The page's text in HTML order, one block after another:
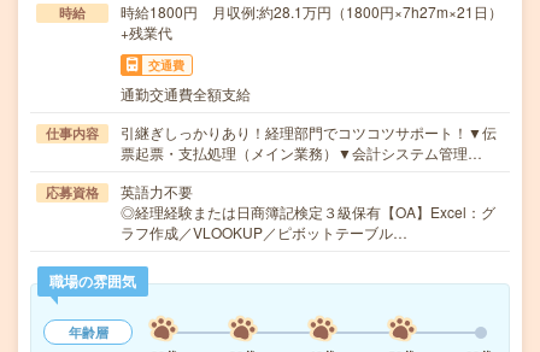
時給
時給1800円 月収例:約28.1万円（1800円×7h27m×21日）
+残業代
交通費
通勤交通費全額支給
仕事内容
引継ぎしっかりあり！経理部門でコツコツサポート！▼伝
票起票・支払処理（メイン業務）▼会計システム管理…
応募資格
英語力不要
◎経理経験または日商簿記検定３級保有【OA】Excel：グ
ラフ作成／VLOOKUP／ピボットテーブル…
職場の雰囲気
年齢層